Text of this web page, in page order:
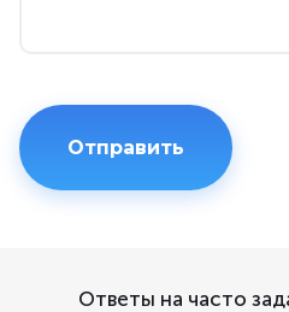
Ответы на часто